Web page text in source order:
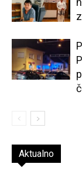
Aktualno